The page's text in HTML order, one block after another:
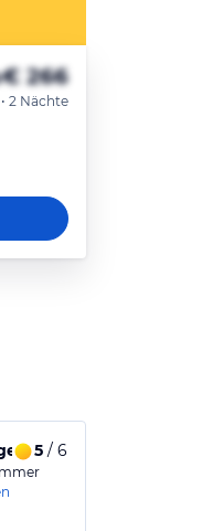
€ 266
2 Nächte
5/ 6